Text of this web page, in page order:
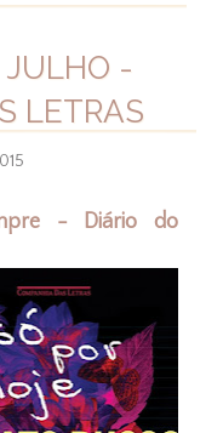
JULHO -
LETRAS
- Diário do